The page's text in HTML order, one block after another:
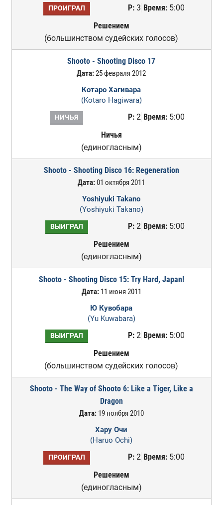
ПРОИГРАЛ Р:3 Время:5:00
Решением
(большинством судейских голосов)
Shooto - Shooting Disco 17
Дата:25 февраля 2012
Котаро Хагивара
(Kotaro Hagiwara)
НИЧЬЯ Р:2 Время:5:00
Ничья
(единогласным)
Shooto - Shooting Disco 16: Regeneration
Дата:01 октября 2011
Yoshiyuki Takano
(Yoshiyuki Takano)
ВЫИГРАЛ Р:2 Время:5:00
Решением
(единогласным)
Shooto - Shooting Disco 15: Try Hard, Japan!
Дата:11 июня 2011
Ю Кувобара
(Yu Kuwabara)
ВЫИГРАЛ Р:2 Время:5:00
Решением
(большинством судейских голосов)
Shooto - The Way of Shooto 6: Like a Tiger, Like a
Dragon
Дата:19 ноября 2010
Хару Очи
(Haruo Ochi)
ПРОИГРАЛ Р:2 Время:5:00
Решением
(единогласным)